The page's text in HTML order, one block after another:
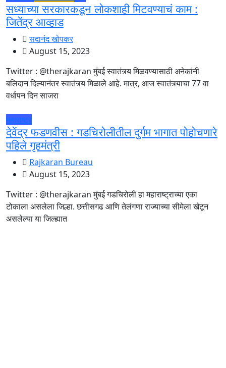
सध्याच्या सरकारकडून लोकशाही मिटवण्याचं काम :
जितेंद्र आव्हाड
सदानंद खोपकर
August 15, 2023
Twitter : @therajkaran मुंबई स्वातंत्र्य मिळवण्यासाठी अनेकांनी
बलिदान दिल्यानंतर स्वातंत्र्य मिळाले आहे. मात्र, आज स्वातंत्र्याचा 77 वा
वर्धापन दिन साजरा
महाराष्ट्र
देवेंद्र फडणवीस : गडचिरोलीतील दुर्गम भागात पोहोचणारे
पहिले गृहमंत्री
Rajkaran Bureau
August 15, 2023
Twitter : @therajkaran मुंबई गडचिरोली हा महाराष्ट्राच्या एका
टोकाला असलेला जिल्हा. छत्तीसगढ आणि तेलंगणा राज्याच्या सीमेला खेटून
असलेल्या या जिल्ह्यात